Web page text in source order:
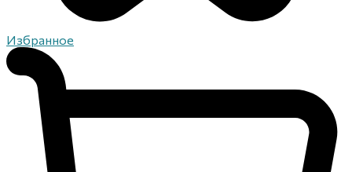
Избранное